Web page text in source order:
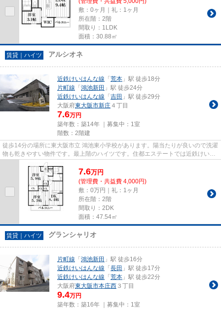
敷：0ヶ月｜礼：1ヶ月
所在階：2階
間取り：1LDK
面積：30.88㎡
賃貸｜ハイツ アルシオネ
近鉄けいはんな線 「 荒本 」駅 徒歩18分
片町線 「 鴻池新田 」駅 徒歩24分
近鉄けいはんな線 「 吉田 」駅 徒歩29分
大阪府東大阪市新庄 ４丁目
7.6万円
築年数：築14年 ｜募集中： 1室
階数：2階建
徒歩14分の場所に東大阪市立 鴻池東小学校があります。陽当たりが良いので洗濯
物も乾きやすい物件です。最上階のハイツです。住都エステートでは近鉄けいは
んな線荒本駅に近く、交通ア...
7.6万円
(管理費・共益費 4,000円)
敷：0万円｜礼：1ヶ月
所在階：2階
間取り：2DK
面積：47.54㎡
賃貸｜ハイツ グランシャリオ
片町線 「 鴻池新田 」駅 徒歩16分
近鉄けいはんな線 「 長田 」駅 徒歩17分
近鉄けいはんな線 「 荒本 」駅 徒歩22分
大阪府東大阪市本庄西 ３丁目
9.4万円
築年数：築16年 ｜募集中： 1室